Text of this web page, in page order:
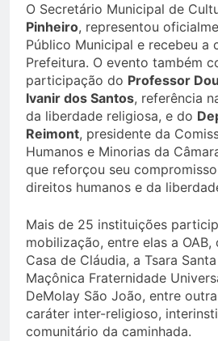
O Secretário Municipal de
Pinheiro, representou
Público Municipal e recebeu a
Prefeitura. O evento também
participação do Professor
Ivanir dos Santos, referência
da liberdade religiosa, e do
Reimont, presidente da
Humanos e Minorias da
que reforçou seu
direitos humanos e da
Mais de 25 instituições
mobilização, entre elas a OAB,
Casa de Cláudia, a Tsara
Maçônica Fraternidade
DeMolay São João, entre
caráter inter-religioso,
comunitário da caminhada.